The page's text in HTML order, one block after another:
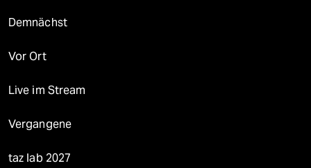
Demnächst
Vor Ort
Live im Stream
Vergangene
taz lab 2027